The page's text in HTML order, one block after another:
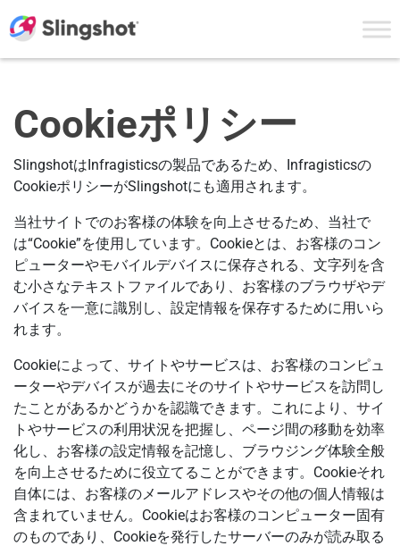
Cookieポリシー
SlingshotはInfragisticsの製品であるため、Infragisticsの
CookieポリシーがSlingshotにも適用されます。
当社サイトでのお客様の体験を向上させるため、当社で
は“Cookie”を使用しています。Cookieとは、お客様のコン
ピューターやモバイルデバイスに保存される、文字列を含
む小さなテキストファイルであり、お客様のブラウザやデ
バイスを一意に識別し、設定情報を保存するために用いら
れます。
Cookieによって、サイトやサービスは、お客様のコンピュ
ーターやデバイスが過去にそのサイトやサービスを訪問し
たことがあるかどうかを認識できます。これにより、サイ
トやサービスの利用状況を把握し、ページ間の移動を効率
化し、お客様の設定情報を記憶し、ブラウジング体験全般
を向上させるために役立てることができます。Cookieそれ
自体には、お客様のメールアドレスやその他の個人情報は
含まれていません。Cookieはお客様のコンピューター固有
のものであり、Cookieを発行したサーバーのみが読み取る